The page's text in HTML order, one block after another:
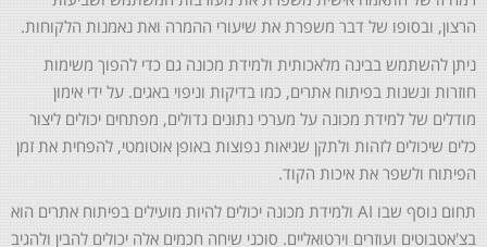
הרצון, ובסופו של דבר משפרת את שיעורי ההמרה ואת נאמנות הלקוחות.
ניתן להשתמש בבינה מלאכותית ולמידת מכונה גם כדי להפוך משימות
חוזרות ונשנות בפיתוח אתרים, כמו בדיקות וניפוי באגים. על ידי אימון
מודלים של למידת מכונה על מערכי נתונים גדולים, מפתחים יכולים ליצור
כלים שיכולים לזהות ולתקן שגיאות נפוצות באופן אוטומטי, להפחית את זמן
הפיתוח ולשפר את איכות הקוד.
תחום נוסף שבו AI ולמידת מכונה יכולים להיות מועילים בפיתוח אתרים הוא
בצ'אטבוטים ועוזרים וירטואליים. סוכני שיחה חכמים אלה יכולים להבין ולהגיב